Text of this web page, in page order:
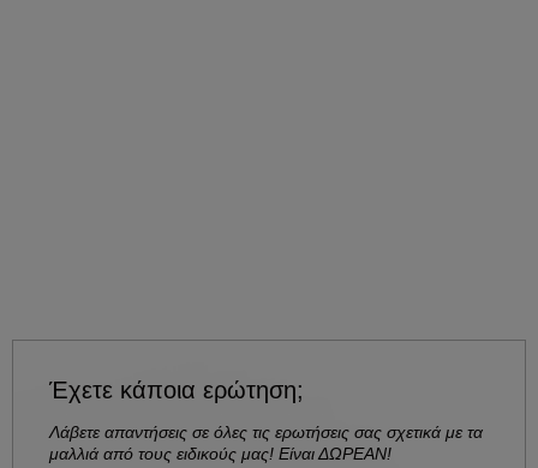
Έχετε κάποια ερώτηση;
Λάβετε απαντήσεις σε όλες τις ερωτήσεις σας σχετικά με τα
μαλλιά από τους ειδικούς μας! Είναι ΔΩΡΕΑΝ!